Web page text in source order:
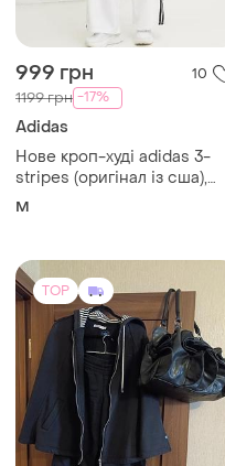
999 грн 10
1199 грн -17%
Adidas
Нове кроп-худі adidas 3-
stripes (оригінал із сша),
розмір m
M
TOP